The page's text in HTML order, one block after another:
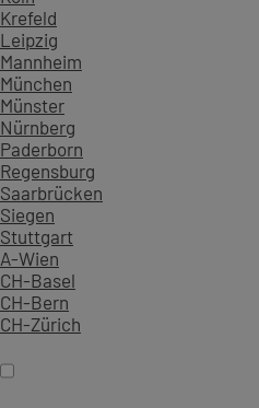
Krefeld
Leipzig
Mannheim
München
Münster
Nürnberg
Paderborn
Regensburg
Saarbrücken
Siegen
Stuttgart
A-Wien
CH-Basel
CH-Bern
CH-Zürich